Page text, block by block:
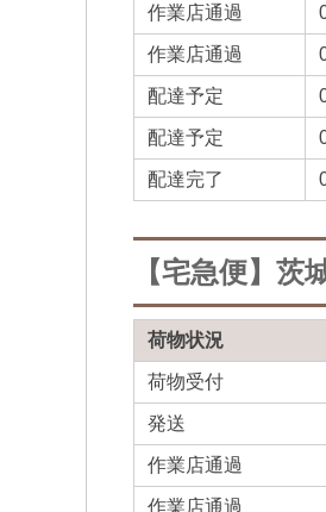
作業店通過
作業店通過
配達予定
配達予定
配達完了
【宅急便】
荷物状況
荷物受付
発送
作業店通過
作業店通過